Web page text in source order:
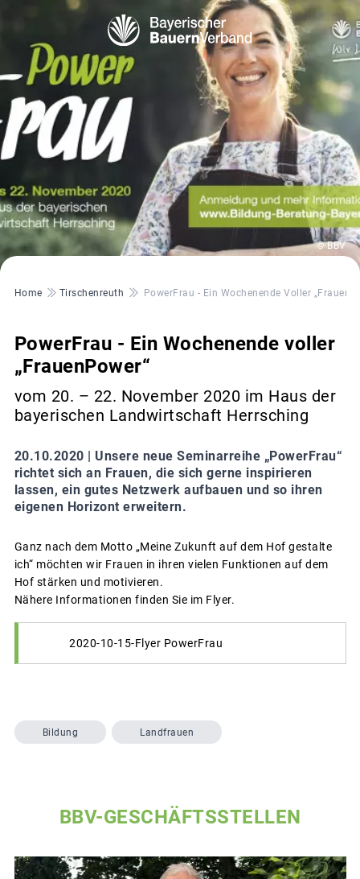
© BBV
Pfadnavigation
Home Tirschenreuth PowerFrau - Ein Wochenende Voller
PowerFrau - Ein Wochenende voller
„FrauenPower“
vom 20. – 22. November 2020 im Haus der
bayerischen Landwirtschaft Herrsching
20.10.2020 | Unsere neue Seminarreihe „PowerFrau“
richtet sich an Frauen, die sich gerne inspirieren
lassen, ein gutes Netzwerk aufbauen und so ihren
eigenen Horizont erweitern.
Ganz nach dem Motto „Meine Zukunft auf dem Hof gestalte
ich“ möchten wir Frauen in ihren vielen Funktionen auf dem
Hof stärken und motivieren.
Nähere Informationen finden Sie im Flyer.
2020-10-15-Flyer PowerFrau
Bildung Landfrauen
BBV-GESCHÄFTSSTELLEN